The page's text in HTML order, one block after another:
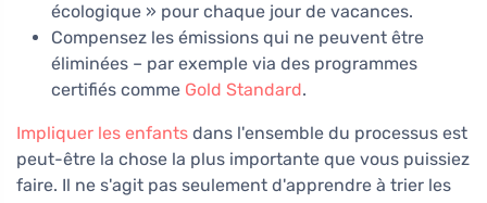
écologique » pour chaque jour de vacances.
Compensez les émissions qui ne peuvent être
éliminées – par exemple via des programmes
certifiés comme Gold Standard.
Impliquer les enfants dans l'ensemble du processus est
peut-être la chose la plus importante que vous puissiez
faire. Il ne s'agit pas seulement d'apprendre à trier les